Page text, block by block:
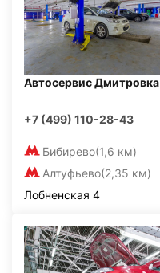
Автосервис Дмитровка
+7 (499) 110-28-43
Бибирево(1,6 км)
Алтуфьево(2,35 км)
Лобненская 4